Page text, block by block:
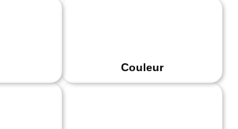
Couleur